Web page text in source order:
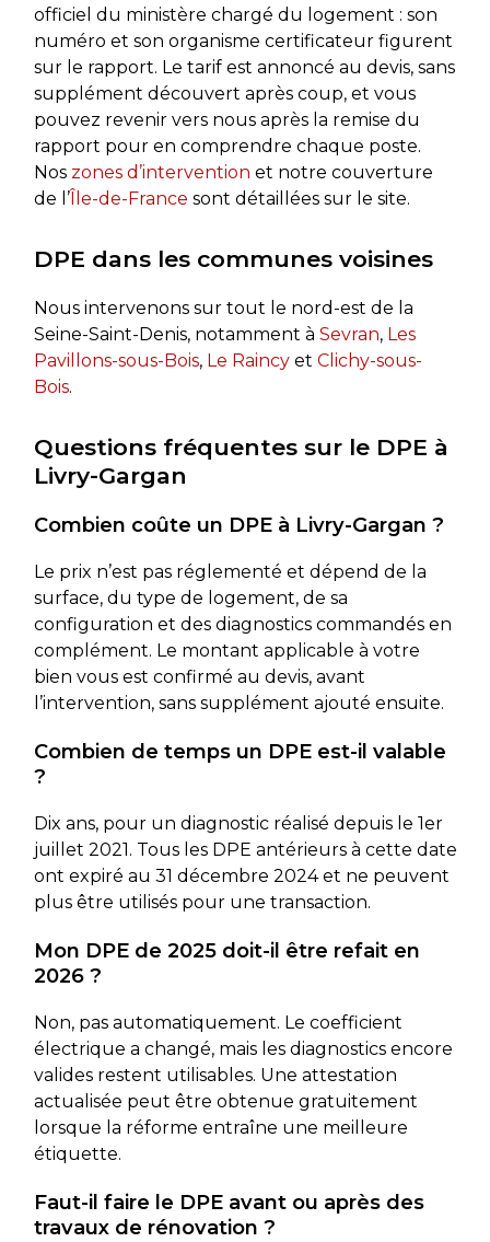
officiel du ministère chargé du logement : son
numéro et son organisme certificateur figurent
sur le rapport. Le tarif est annoncé au devis, sans
supplément découvert après coup, et vous
pouvez revenir vers nous après la remise du
rapport pour en comprendre chaque poste.
Nos zones d’intervention et notre couverture
de l’Île-de-France sont détaillées sur le site.
DPE dans les communes voisines
Nous intervenons sur tout le nord-est de la
Seine-Saint-Denis, notamment à Sevran, Les
Pavillons-sous-Bois, Le Raincyet Clichy-sous-
Bois.
Questions fréquentes sur le DPE à
Livry-Gargan
Combien coûte un DPE à Livry-Gargan ?
Le prix n’est pas réglementé et dépend de la
surface, du type de logement, de sa
configuration et des diagnostics commandés en
complément. Le montant applicable à votre
bien vous est confirmé au devis, avant
l’intervention, sans supplément ajouté ensuite.
Combien de temps un DPE est-il valable
?
Dix ans, pour un diagnostic réalisé depuis le 1er
juillet 2021. Tous les DPE antérieurs à cette date
ont expiré au 31 décembre 2024 et ne peuvent
plus être utilisés pour une transaction.
Mon DPE de 2025 doit-il être refait en
2026 ?
Non, pas automatiquement. Le coefficient
électrique a changé, mais les diagnostics encore
valides restent utilisables. Une attestation
actualisée peut être obtenue gratuitement
lorsque la réforme entraîne une meilleure
étiquette.
Faut-il faire le DPE avant ou après des
travaux de rénovation ?